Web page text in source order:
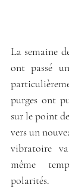
La semaine
ont passé
purges ont
sur le point
vers un
vibratoire
même
polarités.